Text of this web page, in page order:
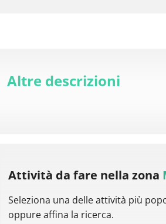
Altre descrizioni
Attività da fare nella zona
Seleziona una delle attività più
oppure affina la ricerca.